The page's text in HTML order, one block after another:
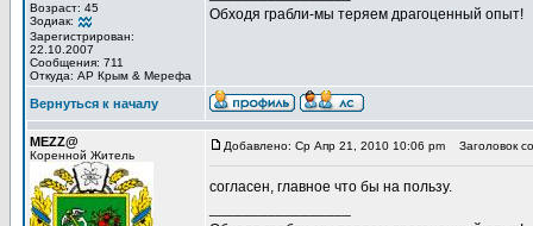
Возраст: 45
Зодиак:
Зарегистрирован:
22.10.2007
Сообщения: 711
Откуда: АР Крым & Мерефа
Обходя грабли-мы теряем драгоценный опыт!
Вернуться к началу
MEZZ@
Коренной Житель
Добавлено: Ср Апр 21, 2010 10:06 pm Заголовок
согласен, главное что бы на пользу.